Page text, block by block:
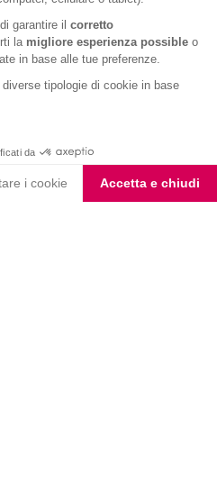
all'iscrizione alla newsletter
Italia Spa